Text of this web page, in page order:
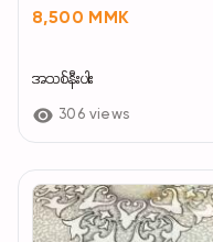
8,500 MMK
အသစ်နီးပါး
306 views